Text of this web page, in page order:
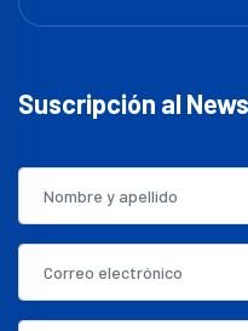
Suscripción al